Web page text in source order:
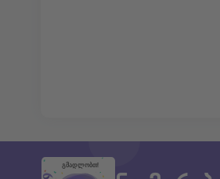
გმადლობთ!